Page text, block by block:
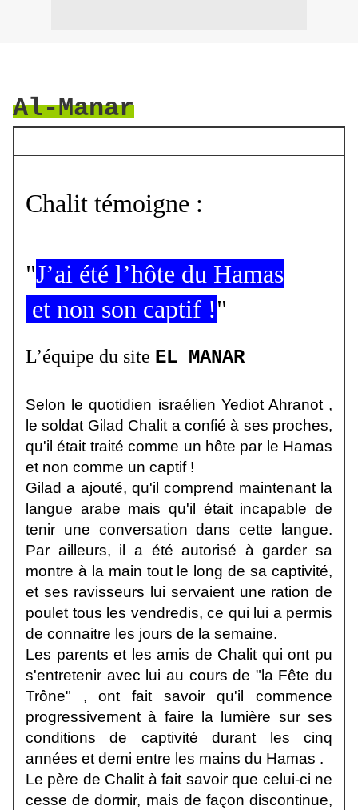
Al-Manar
Chalit témoigne :
"J’ai été l’hôte du Hamas
et non son captif !"
L’équipe du site EL MANAR
Selon le quotidien israélien Yediot Ahranot ,
le soldat Gilad Chalit a confié à ses proches,
qu'il était traité comme un hôte par le Hamas
et non comme un captif !
Gilad a ajouté, qu'il comprend maintenant la
langue arabe mais qu'il était incapable de
tenir une conversation dans cette langue.
Par ailleurs, il a été autorisé à garder sa
montre à la main tout le long de sa captivité,
et ses ravisseurs lui servaient une ration de
poulet tous les vendredis, ce qui lui a permis
de connaitre les jours de la semaine.
Les parents et les amis de Chalit qui ont pu
s'entretenir avec lui au cours de "la Fête du
Trône" , ont fait savoir qu'il commence
progressivement à faire la lumière sur ses
conditions de captivité durant les cinq
années et demi entre les mains du Hamas .
Le père de Chalit à fait savoir que celui-ci ne
cesse de dormir, mais de façon discontinue,